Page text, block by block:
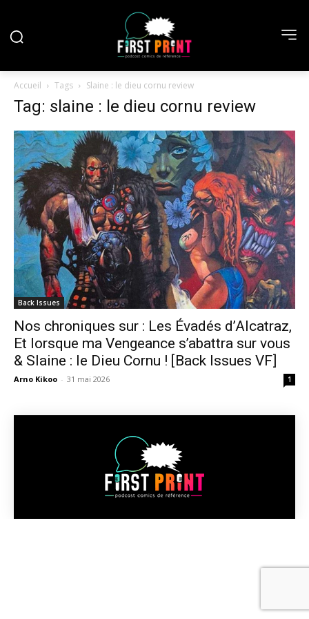
Accueil Tags Slaine : le dieu cornu review
Tag: slaine : le dieu cornu review
Back Issues
Nos chroniques sur : Les Évadés d’Alcatraz,
Et lorsque ma Vengeance s’abattra sur vous
& Slaine : le Dieu Cornu ! [Back Issues VF]
Arno Kikoo - 31 mai 2026 1